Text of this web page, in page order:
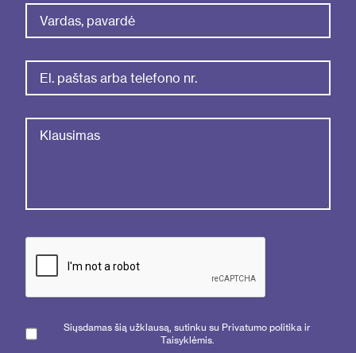
Siųsdamas šią užklausą, sutinku su Privatumo politika ir
Taisyklėmis.